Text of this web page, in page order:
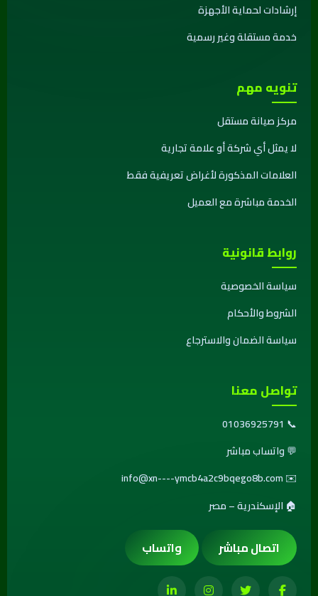
إرشادات لحماية الأجهزة
خدمة مستقلة وغير رسمية
تنويه مهم
مركز صيانة مستقل
لا يمثل أي شركة أو علامة تجارية
العلامات المذكورة لأغراض تعريفية فقط
الخدمة مباشرة مع العميل
روابط قانونية
سياسة الخصوصية
الشروط والأحكام
سياسة الضمان والاسترجاع
تواصل معنا
📞
01036925791
💬واتساب مباشر
✉️
info@xn----ymcb4a2c9bqego8b.com
🏠 الإسكندرية – مصر
اتصال مباشر واتساب